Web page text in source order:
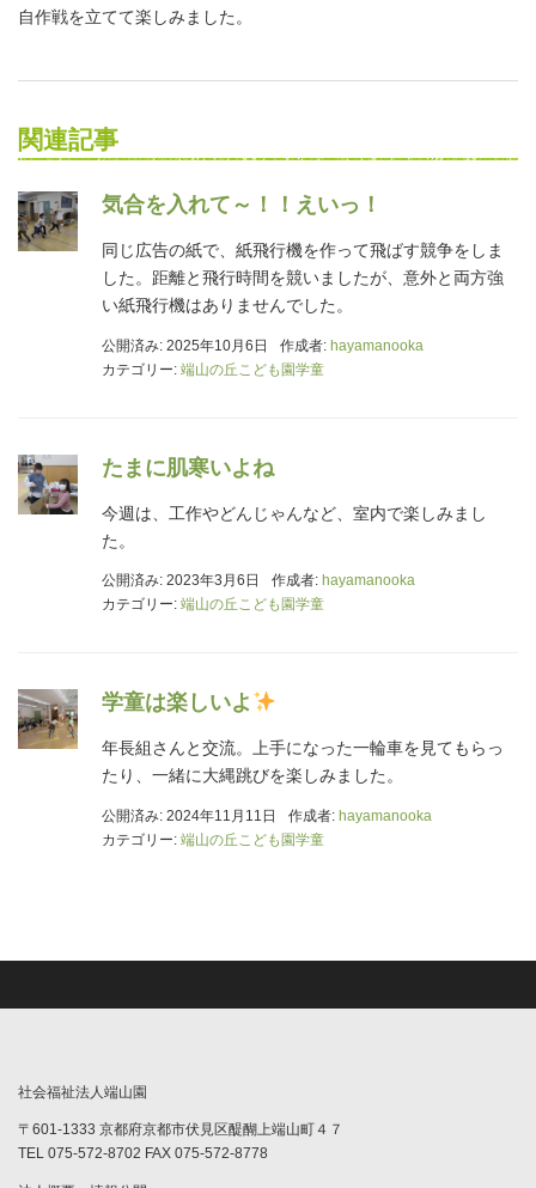
自作戦を立てて楽しみました。
関連記事
気合を入れて～！！えいっ！
同じ広告の紙で、紙飛行機を作って飛ばす競争をしま
した。距離と飛行時間を競いましたが、意外と両方強
い紙飛行機はありませんでした。
公開済み: 2025年10月6日 作成者: hayamanooka
カテゴリー: 端山の丘こども園学童
たまに肌寒いよね
今週は、工作やどんじゃんなど、室内で楽しみまし
た。
公開済み: 2023年3月6日 作成者: hayamanooka
カテゴリー: 端山の丘こども園学童
学童は楽しいよ
年長組さんと交流。上手になった一輪車を見てもらっ
たり、一緒に大縄跳びを楽しみました。
公開済み: 2024年11月11日 作成者: hayamanooka
カテゴリー: 端山の丘こども園学童
社会福祉法人端山園
〒601-1333 京都府京都市伏見区醍醐上端山町４７
TEL 075-572-8702 FAX 075-572-8778